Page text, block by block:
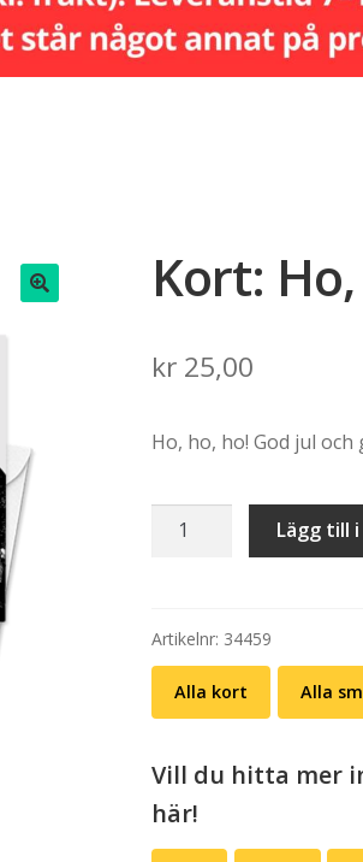
Kort:
kr25,00
Ho, ho, ho! God jul
Kort:
mängd
Lägg till
Artikelnr: 34459
Alla kort Alla
Vill du hitta mer
här!